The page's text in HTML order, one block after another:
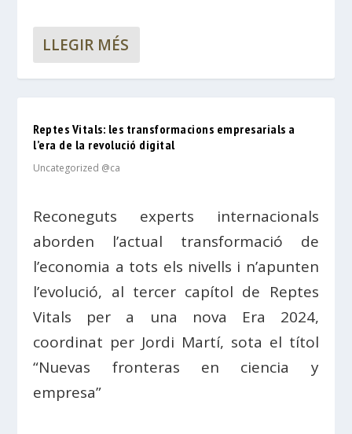
LLEGIR MÉS
Reptes Vitals: les transformacions empresarials a
l’era de la revolució digital
Uncategorized @ca
Reconeguts experts internacionals
aborden l’actual transformació de
l’economia a tots els nivells i n’apunten
l’evolució, al tercer capítol de Reptes
Vitals per a una nova Era 2024,
coordinat per Jordi Martí, sota el títol
“Nuevas fronteras en ciencia y
empresa”